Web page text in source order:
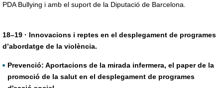
PDA Bullying i amb el suport de la Diputació de Barcelona.
18–19 · Innovacions i reptes en el desplegament de programes
d’abordatge de la violència.
Prevenció: Aportacions de la mirada infermera, el paper de la
promoció de la salut en el desplegament de programes